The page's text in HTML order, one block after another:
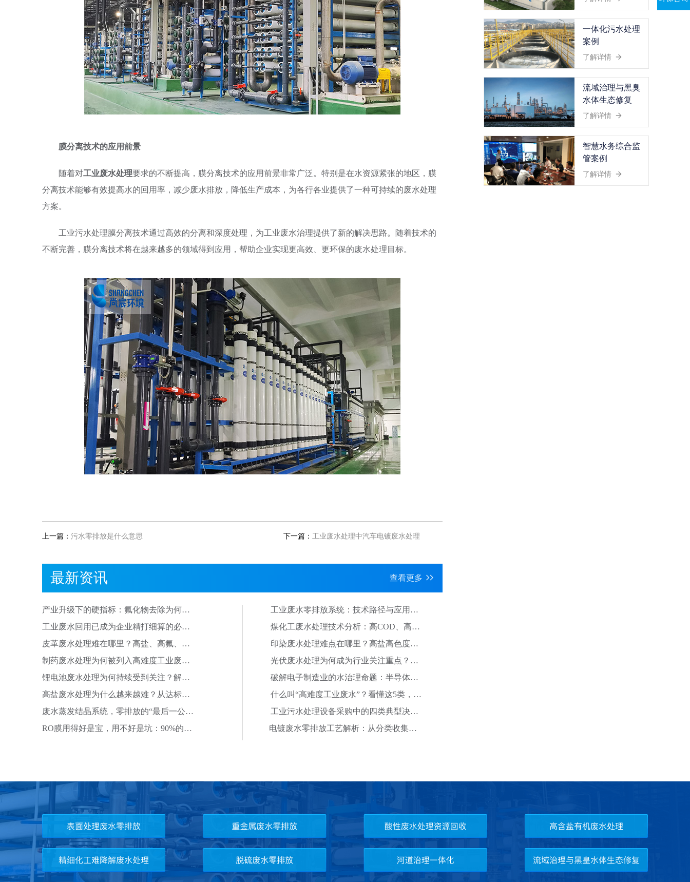
膜分离技术的应用前景
随着对工业废水处理要求的不断提高，膜分离技术的应用前景非常广泛。特别是在水资源紧张的地区，膜
分离技术能够有效提高水的回用率，减少废水排放，降低生产成本，为各行各业提供了一种可持续的废水处理
方案。
工业污水处理膜分离技术通过高效的分离和深度处理，为工业废水治理提供了新的解决思路。随着技术的
不断完善，膜分离技术将在越来越多的领域得到应用，帮助企业实现更高效、更环保的废水处理目标。
上一篇： 污水零排放是什么意思 下一篇： 工业废水处理中汽车电镀废水处理
最新资讯 查看更多
产业升级下的硬指标：氟化物去除为何成
为产线刚需?
工业废水零排放系统：技术路径与应用实
工业废水回用已成为企业精打细算的必然
煤化工废水处理技术分析：高COD、高盐
废水治理思路
皮革废水处理难在哪里？高盐、高氟、高
有机物治理思路
印染废水处理难点在哪里？高盐高色度废
水治理现状解析
制药废水处理为何被列入高难度工业废水
治理范畴？解析
光伏废水处理为何成为行业关注重点？解
析新能源制造废
锂电池废水处理为何持续受到关注？解析
新能源产业废水
破解电子制造业的水治理命题：半导体废
水处理的挑战与
高盐废水处理为什么越来越难？从达标排
放到资源化利用
什么叫“高难度工业废水”？看懂这5类，你
就知道有多
废水蒸发结晶系统，零排放的“最后一公
工业污水处理设备采购中的四类典型决策
RO膜用得好是宝，用不好是坑：90%的人
电镀废水零排放工艺解析：从分类收集到
一体化污水处理
案例
了解详情
流域治理与黑臭
水体生态修复
了解详情
智慧水务综合监
管案例
了解详情